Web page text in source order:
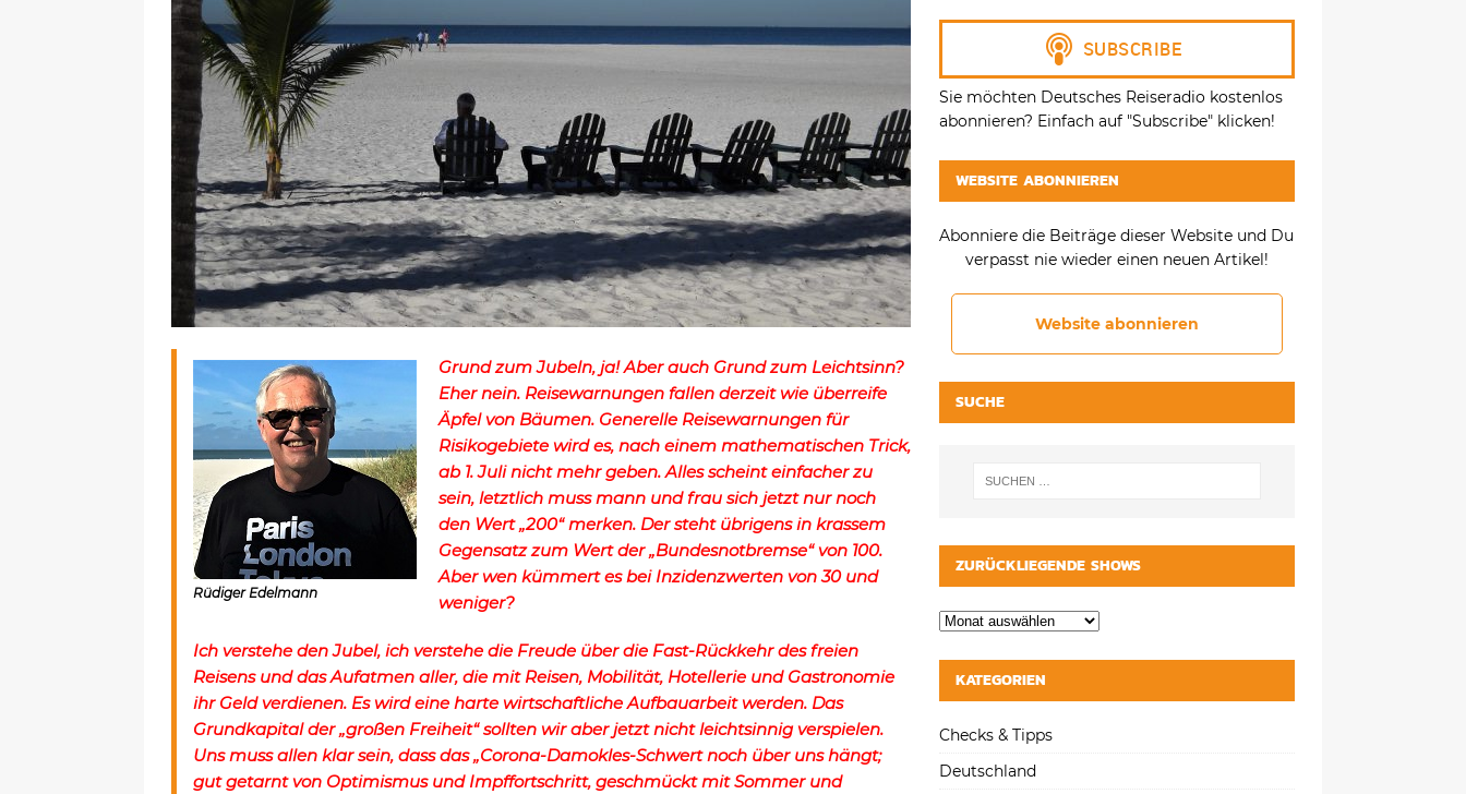
Rüdiger Edelmann
Grund zum Jubeln, ja! Aber auch Grund zum Leichtsinn?
Eher nein. Reisewarnungen fallen derzeit wie überreife
Äpfel von Bäumen. Generelle Reisewarnungen für
Risikogebiete wird es, nach einem mathematischen Trick,
ab 1. Juli nicht mehr geben. Alles scheint einfacher zu
sein, letztlich muss mann und frau sich jetzt nur noch
den Wert „200“ merken. Der steht übrigens in krassem
Gegensatz zum Wert der „Bundesnotbremse“ von 100.
Aber wen kümmert es bei Inzidenzwerten von 30 und
weniger?
Ich verstehe den Jubel, ich verstehe die Freude über die Fast-Rückkehr des freien
Reisens und das Aufatmen aller, die mit Reisen, Mobilität, Hotellerie und Gastronomie
ihr Geld verdienen. Es wird eine harte wirtschaftliche Aufbauarbeit werden. Das
Grundkapital der „großen Freiheit“ sollten wir aber jetzt nicht leichtsinnig verspielen.
Uns muss allen klar sein, dass das „Corona-Damokles-Schwert noch über uns hängt;
gut getarnt von Optimismus und Impffortschritt, geschmückt mit Sommer und
Sie möchten Deutsches Reiseradio kostenlos
abonnieren? Einfach auf "Subscribe" klicken!
WEBSITE ABONNIEREN
Abonniere die Beiträge dieser Website und Du
verpasst nie wieder einen neuen Artikel!
Website abonnieren
SUCHE
ZURÜCKLIEGENDE SHOWS
KATEGORIEN
Checks & Tipps
Deutschland